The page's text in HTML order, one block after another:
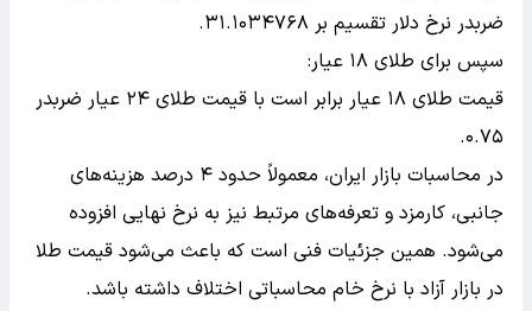
ضربدر نرخ دلار تقسیم بر ۳۱.۱۰۳۴۷۶۸.
سپس برای طلای ۱۸ عیار:
قیمت طلای ۱۸ عیار برابر است با قیمت طلای ۲۴ عیار ضربدر
۰.۷۵.
در محاسبات بازار ایران، معمولاً حدود ۴ درصد هزینه‌های
جانبی، کارمزد و تعرفه‌های مرتبط نیز به نرخ نهایی افزوده
می‌شود. همین جزئیات فنی است که باعث می‌شود قیمت طلا
در بازار آزاد با نرخ خام محاسباتی اختلاف داشته باشد.